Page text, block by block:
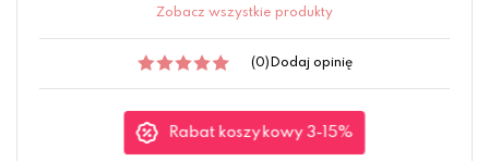
Zobacz wszystkie produkty
(0) Dodaj opinię
Rabat koszykowy 3-15%